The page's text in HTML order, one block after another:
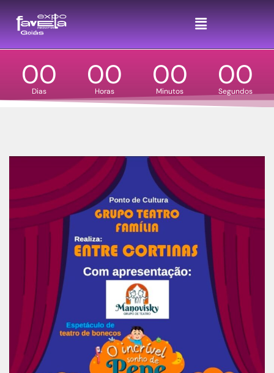
Favela é potência!
SEJA UM EMPREENDEDOR
00
Dias 00
Horas 00
Minutos 00
Segundos